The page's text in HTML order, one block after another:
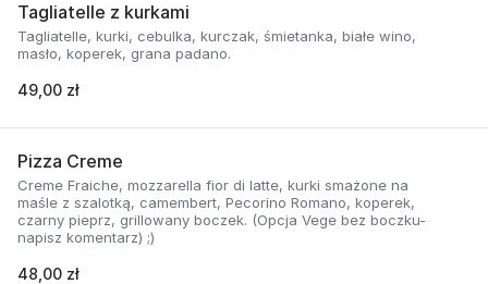
Tagliatelle z kurkami
Tagliatelle, kurki, cebulka, kurczak, śmietanka, białe wino,
masło, koperek, grana padano.
49,00 zł
Pizza Creme
Creme Fraiche, mozzarella fior di latte, kurki smażone na
maśle z szalotką, camembert, Pecorino Romano, koperek,
czarny pieprz, grillowany boczek. (Opcja Vege bez boczku-
napisz komentarz) ;)
48,00 zł